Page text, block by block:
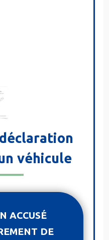
véhicule
ACCUSÉ
DE